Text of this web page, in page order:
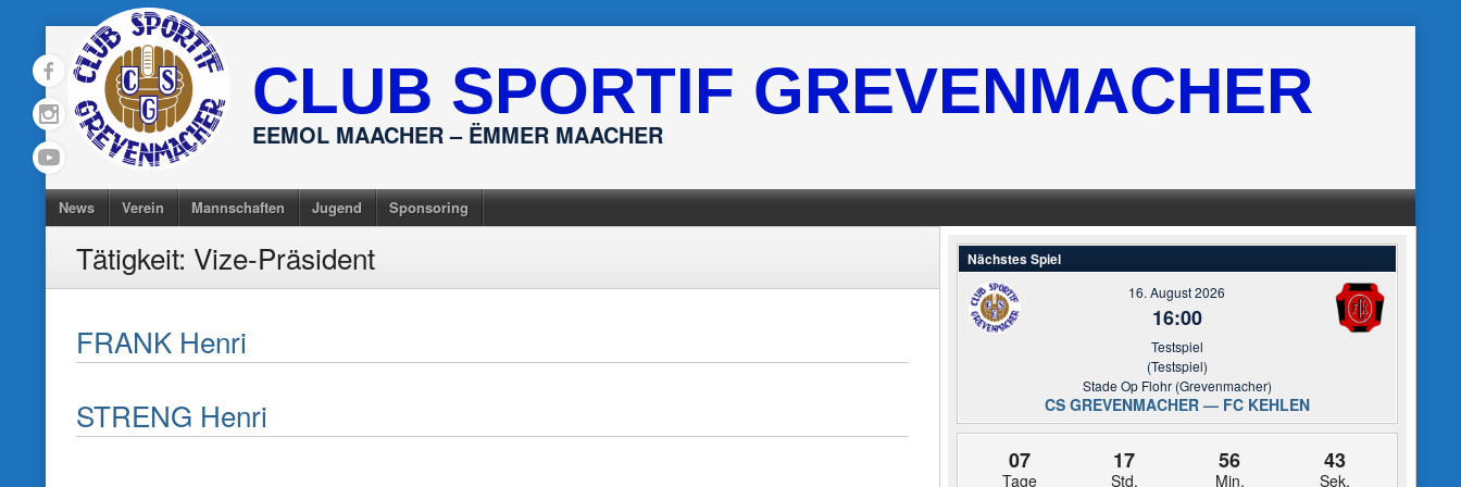
to
content
CLUB SPORTIF GREVENMACHER
EEMOL MAACHER – ËMMER MAACHER
News Verein Mannschaften Jugend Sponsoring
Tätigkeit: Vize-Präsident
FRANK Henri
STRENG Henri
Nächstes Spiel
16. August 2026
16:00
Testspiel
(Testspiel)
Stade Op Flohr (Grevenmacher)
CS GREVENMACHER — FC KEHLEN
07
Tage
17
Std.
56
Min.
42
Sek.